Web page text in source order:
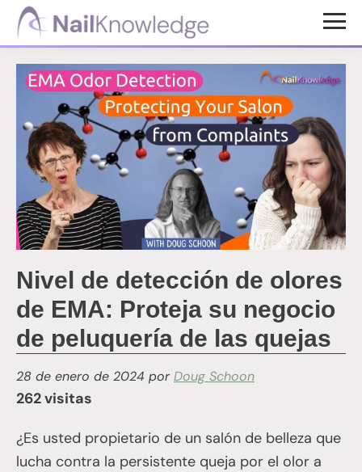
Saltar
principal
Saltar
Conocimientos
de
uñas
Nivel de detección de olores
de EMA: Proteja su negocio
de peluquería de las quejas
28 de enero de 2024 porDoug Schoon
262 visitas
¿Es usted propietario de un salón de belleza que
lucha contra la persistente queja por el olor a